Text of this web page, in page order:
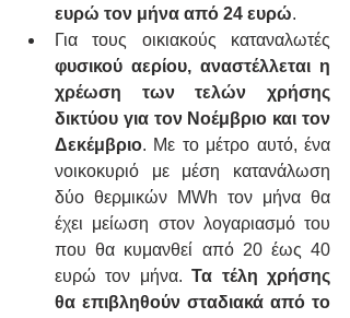
ευρώ τον μήνα από 24 ευρώ.
φυσικού αερίου, αναστέλλεται η
χρέωση των τελών χρήσης
δικτύου για τον Νοέμβριο και τον
Δεκέμβριο. Με το μέτρο αυτό, ένα
νοικοκυριό με μέση κατανάλωση
δύο θερμικών MWh τον μήνα θα
έχει μείωση στον λογαριασμό του
που θα κυμανθεί από 20 έως 40
ευρώ τον μήνα. Τα τέλη χρήσης
θα επιβληθούν σταδιακά από το